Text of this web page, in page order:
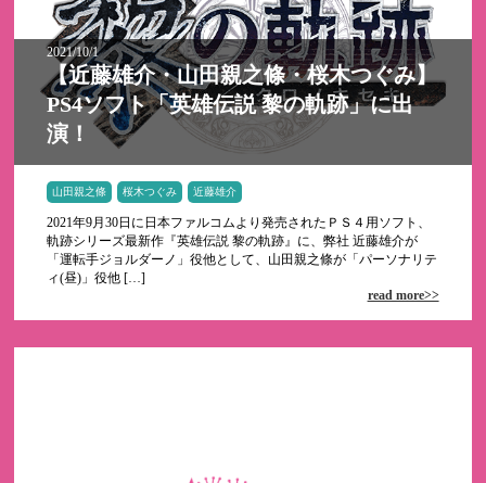
2021/10/1
【近藤雄介・山田親之條・桜木つぐみ】
PS4ソフト「英雄伝説 黎の軌跡」に出
演！
山田親之條 桜木つぐみ 近藤雄介
2021年9月30日に日本ファルコムより発売されたＰＳ４用ソフト、
軌跡シリーズ最新作『英雄伝説 黎の軌跡』に、弊社 近藤雄介が
「運転手ジョルダーノ」役他として、山田親之條が「パーソナリテ
ィ(昼)」役他 […]
read more>>